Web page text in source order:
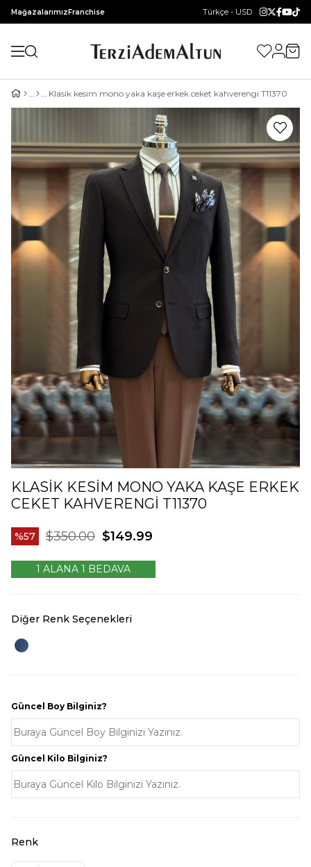
MağazalarımızFranchise Türkçe - USD
Klasik kesim mono yaka kaşe erkek ceket kahverengi T11370
KLASIK KESIM MONO YAKA KAŞE ERKEK
CEKET KAHVERENGI T11370
57 $350.00 $149.99
1 ALANA 1 BEDAVA
Diğer Renk Seçenekleri
Güncel Boy Bilginiz?
Güncel Kilo Bilginiz?
Renk